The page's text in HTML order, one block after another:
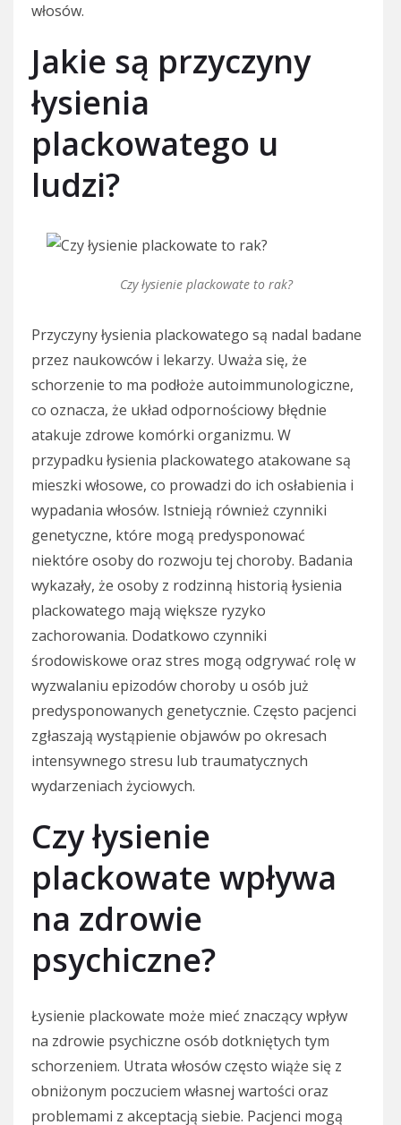
włosów.
Jakie są przyczyny
łysienia
plackowatego u
ludzi?
Czy łysienie plackowate to rak?
Przyczyny łysienia plackowatego są nadal badane
przez naukowców i lekarzy. Uważa się, że
schorzenie to ma podłoże autoimmunologiczne,
co oznacza, że układ odpornościowy błędnie
atakuje zdrowe komórki organizmu. W
przypadku łysienia plackowatego atakowane są
mieszki włosowe, co prowadzi do ich osłabienia i
wypadania włosów. Istnieją również czynniki
genetyczne, które mogą predysponować
niektóre osoby do rozwoju tej choroby. Badania
wykazały, że osoby z rodzinną historią łysienia
plackowatego mają większe ryzyko
zachorowania. Dodatkowo czynniki
środowiskowe oraz stres mogą odgrywać rolę w
wyzwalaniu epizodów choroby u osób już
predysponowanych genetycznie. Często pacjenci
zgłaszają wystąpienie objawów po okresach
intensywnego stresu lub traumatycznych
wydarzeniach życiowych.
Czy łysienie
plackowate wpływa
na zdrowie
psychiczne?
Łysienie plackowate może mieć znaczący wpływ
na zdrowie psychiczne osób dotkniętych tym
schorzeniem. Utrata włosów często wiąże się z
obniżonym poczuciem własnej wartości oraz
problemami z akceptacją siebie. Pacjenci mogą